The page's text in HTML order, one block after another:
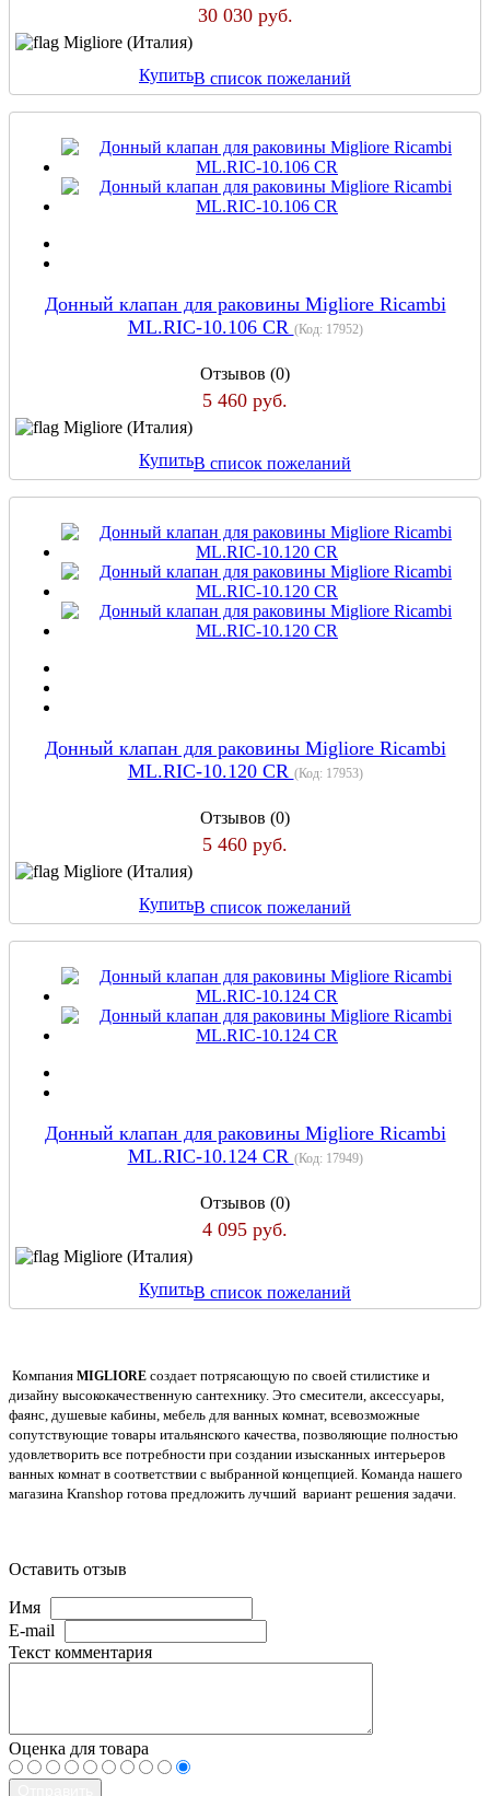
30 030 руб.
Migliore (Италия)
КупитьВ список пожеланий
Донный клапан для раковины Migliore Ricambi
ML.RIC-10.106 CR (Код: 17952)
Отзывов (0)
5 460 руб.
Migliore (Италия)
КупитьВ список пожеланий
Донный клапан для раковины Migliore Ricambi
ML.RIC-10.120 CR (Код: 17953)
Отзывов (0)
5 460 руб.
Migliore (Италия)
КупитьВ список пожеланий
Донный клапан для раковины Migliore Ricambi
ML.RIC-10.124 CR (Код: 17949)
Отзывов (0)
4 095 руб.
Migliore (Италия)
КупитьВ список пожеланий
Компания MIGLIORE создает потрясающую по своей стилистике и
дизайну высококачественную сантехнику. Это смесители, аксессуары,
фаянс, душевые кабины, мебель для ванных комнат, всевозможные
сопутствующие товары итальянского качества, позволяющие полностью
удовлетворить все потребности при создании изысканных интерьеров
ванных комнат в соответствии с выбранной концепцией. Команда нашего
магазина Kranshop готова предложить лучший вариант решения задачи.
Оставить отзыв
Имя
E-mail
Текст комментария
Оценка для товара